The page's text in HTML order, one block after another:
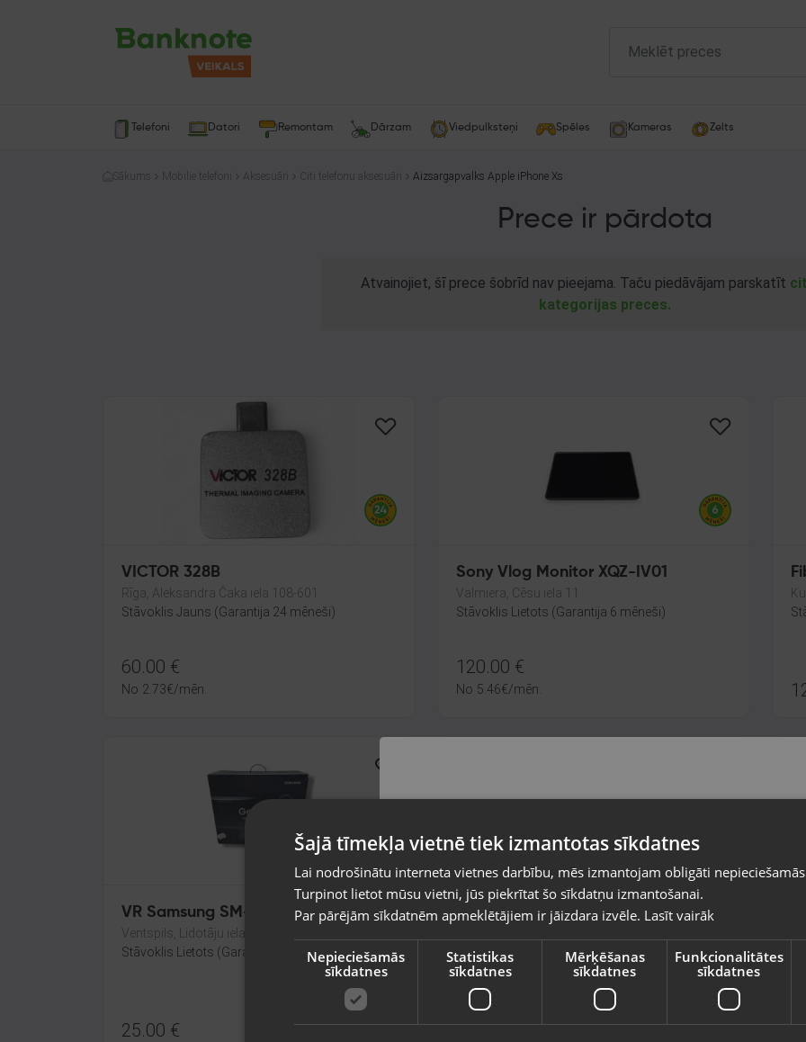
Telefoni Datori Remontam Dārzam Viedpulksteņi Spēles Kameras Zelts
Sākums Mobilie telefoni Aksesuāri Citi telefonu aksesuāri Aizsargapvalks Apple iPhone Xs
Prece ir pārdota
Atvainojiet, šī prece šobrīd nav pieejama. Taču piedāvājam parskatīt
kategorijas preces.
VICTOR 328B
Rīga, Aleksandra Čaka iela 108-601
Stāvoklis Jauns (Garantija 24 mēneši)
60.00 €
No 2.73€/mēn.
Sony Vlog Monitor XQZ-IV01
Valmiera, Cēsu iela 11
Stāvoklis Lietots (Garantija 6 mēneši)
120.00 €
No 5.46€/mēn.
VR Samsung SM-R324
Ventspils, Lidotāju iela 24-37
Stāvoklis Lietots (Garantija 6 mēneši)
25.00 €
Fibrum Pro
Stāvoklis Jauns (Garantija 24 mēneši)
12.00€
valsti
Vietnes saturs būs attēlots izvēlētajā valodā
Valsts
Valoda
Šajā tīmekļa vietnē tiek izmantotas sīkdatnes
Lai nodrošinātu interneta vietnes darbību, mēs izmantojam obligāti
Turpinot lietot mūsu vietni, jūs piekrītat šo sīkdatņu izmantošanai.
Par pārējām sīkdatnēm apmeklētājiem ir jāizdara izvēle. Lasīt vairāk
Nepieciešamās
sīkdatnes
Statistikas
sīkdatnes
Mērķēšanas
sīkdatnes
Funkcionalitātes
sīkdatnes